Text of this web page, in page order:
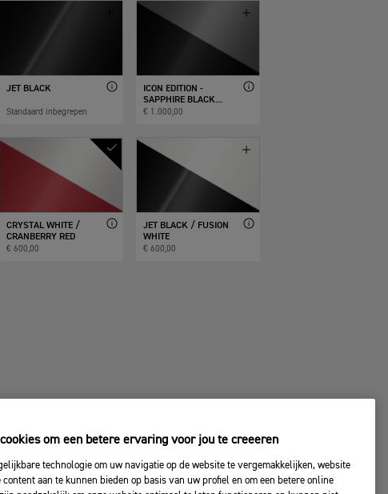
JET BLACK
Standaard inbegrepen
ICON EDITION -
SAPPHIRE BLACK...
€ 1.000,00
CRYSTAL WHITE /
CRANBERRY RED
€ 600,00
JET BLACK / FUSION
WHITE
€ 600,00
om een betere ervaring voor jou te creeeren
technologie om uw navigatie op de website te vergemakkelijken, website
aan te kunnen bieden op basis van uw profiel en om een betere online